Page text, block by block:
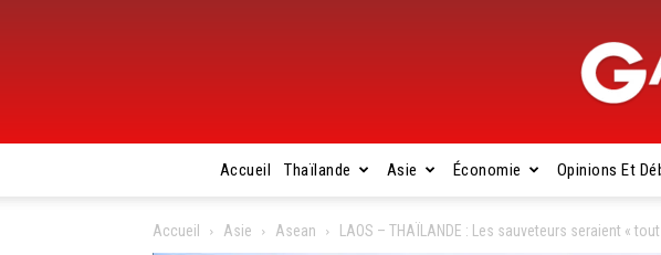
Accueil Thaïlande Asie Économie Opinions Et
Accueil Asie Asean LAOS – THAÏLANDE : Les sauveteurs seraient «